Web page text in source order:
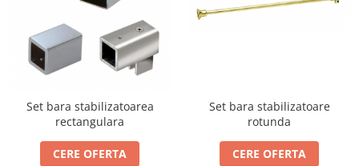
Incuietori electrice
Sisteme antipanica
Accesorii compartimentare toalete
Accesorii
Set bara stabilizatoarea
rectangulara
CERE OFERTA
Set bara stabilizatoare
rotunda
CERE OFERTA